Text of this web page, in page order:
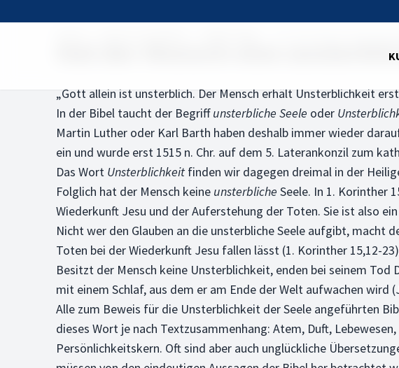
Hat der Mensch eine
„Gott allein ist unsterblich. Der Mensch erhält Unsterblichkeit
In der Bibel taucht der Begriffunsterbliche Seele oder
Martin Luther oder Karl Barth haben deshalb immer wieder
ein und wurde erst 1515 n. Chr. auf dem 5. Laterankonzil zum
Das Wort Unsterblichkeit finden wir dagegen dreimal in der
Folglich hat der Mensch keine unsterbliche Seele. In 1. Korinther
Wiederkunft Jesu und der Auferstehung der Toten. Sie ist also
Nicht wer den Glauben an die unsterbliche Seele aufgibt,
Toten bei der Wiederkunft Jesu fallen lässt (1. Korinther 15,12-
Besitzt der Mensch keine Unsterblichkeit, enden bei seinem Tod
mit einem Schlaf, aus dem er am Ende der Welt aufwachen wird
Alle zum Beweis für die Unsterblichkeit der Seele angeführten
dieses Wort je nach Textzusammenhang: Atem, Duft,
Persönlichkeitskern. Oft sind aber auch unglückliche